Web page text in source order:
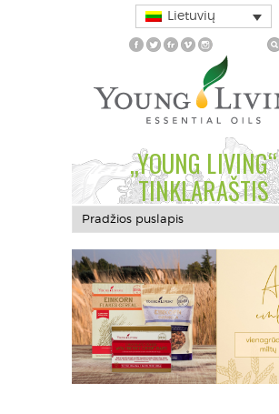
Lietuvių
„YOUNG LIVING“
TINKLARAŠTIS